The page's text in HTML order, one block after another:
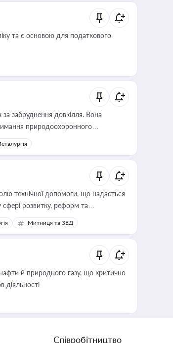
та є основою для податкового
за забруднення довкілля. Вона
природоохоронного
технічної допомоги, що надається
сфері розвитку, реформ та
Митниця та ЗЕД
й природного газу, що критично
діяльності
Співробітництво